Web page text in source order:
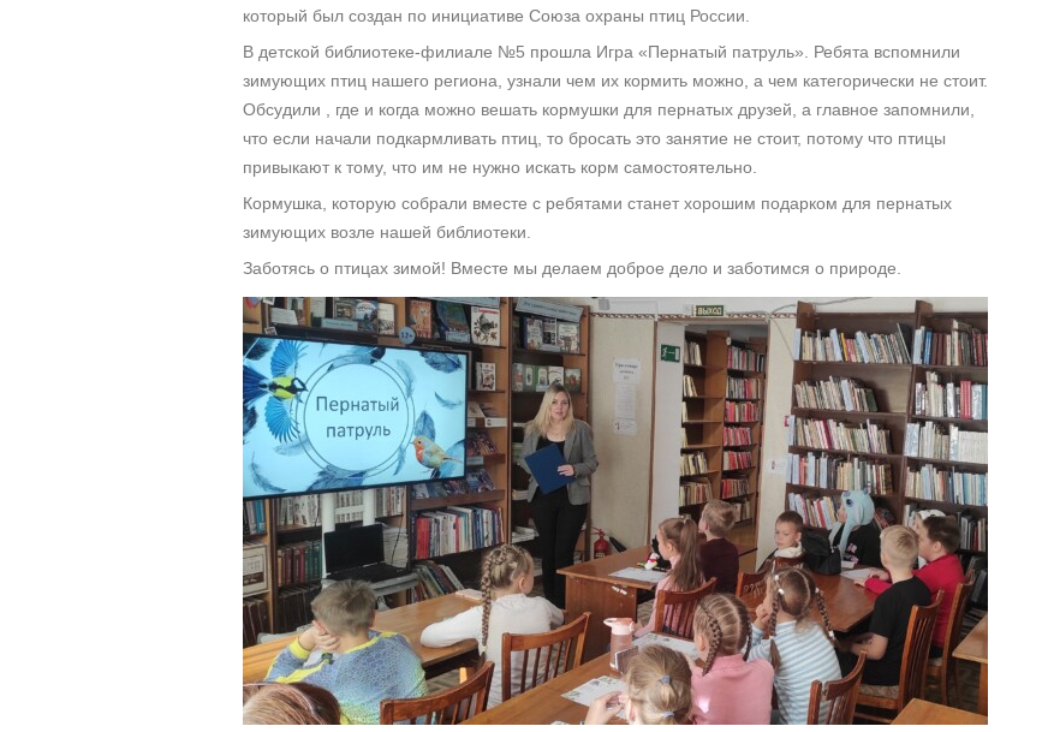
который был создан по инициативе Союза охраны птиц России.
В детской библиотеке-филиале №5 прошла Игра «Пернатый патруль». Ребята вспомнили
зимующих птиц нашего региона, узнали чем их кормить можно, а чем категорически не стоит.
Обсудили , где и когда можно вешать кормушки для пернатых друзей, а главное запомнили,
что если начали подкармливать птиц, то бросать это занятие не стоит, потому что птицы
привыкают к тому, что им не нужно искать корм самостоятельно.
Кормушка, которую собрали вместе с ребятами станет хорошим подарком для пернатых
зимующих возле нашей библиотеки.
Заботясь о птицах зимой! Вместе мы делаем доброе дело и заботимся о природе.